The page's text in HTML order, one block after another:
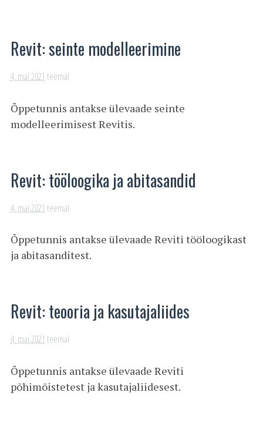
Revit: seinte modelleerimine
4. mai 2021 teemal
Õppetunnis antakse ülevaade seinte
modelleerimisest Revitis.
Revit: tööloogika ja abitasandid
4. mai 2021 teemal
Õppetunnis antakse ülevaade Reviti tööloogikast
ja abitasanditest.
Revit: teooria ja kasutajaliides
4. mai 2021 teemal
Õppetunnis antakse ülevaade Reviti
põhimõistetest ja kasutajaliidesest.